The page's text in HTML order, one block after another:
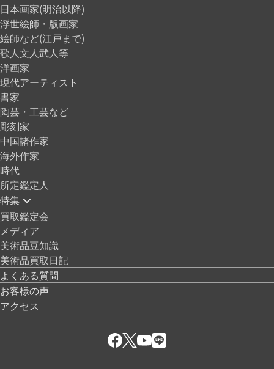
日本画家(明治以降)
浮世絵師・版画家
絵師など(江戸まで)
歌人文人武人等
洋画家
現代アーティスト
書家
陶芸・工芸など
彫刻家
中国諸作家
海外作家
時代
所定鑑定人
特集
買取鑑定会
メディア
美術品豆知識
美術品買取日記
よくある質問
お客様の声
アクセス